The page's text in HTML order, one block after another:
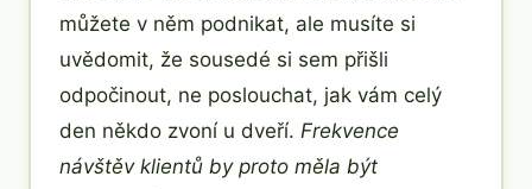
můžete v něm podnikat, ale musíte si
uvědomit, že sousedé si sem přišli
odpočinout, ne poslouchat, jak vám celý
den někdo zvoní u dveří. Frekvence
návštěv klientů by proto měla být